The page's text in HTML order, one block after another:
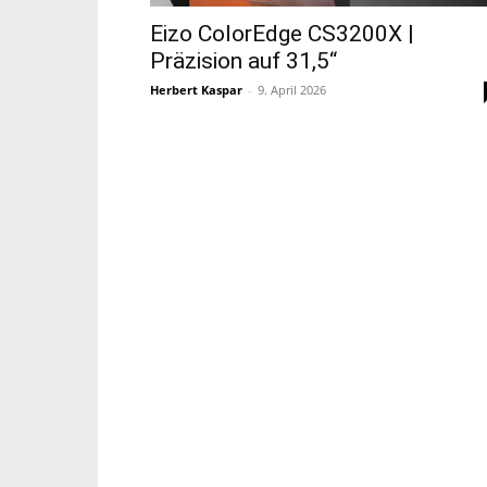
Eizo ColorEdge CS3200X |
Präzision auf 31,5“
Herbert Kaspar - 9. April 2026